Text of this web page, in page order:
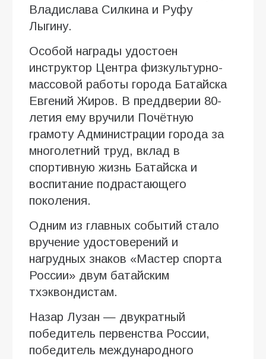
Владислава Силкина и Руфу
Лыгину.
Особой награды удостоен
инструктор Центра физкультурно-
массовой работы города Батайска
Евгений Жиров. В преддверии 80-
летия ему вручили Почётную
грамоту Администрации города за
многолетний труд, вклад в
спортивную жизнь Батайска и
воспитание подрастающего
поколения.
Одним из главных событий стало
вручение удостоверений и
нагрудных знаков «Мастер спорта
России» двум батайским
тхэквондистам.
Назар Лузан — двукратный
победитель первенства России,
победитель международного